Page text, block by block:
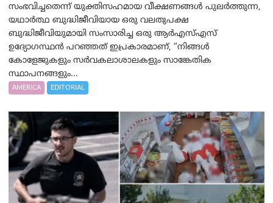
സംഭവിച്ചതെന്ന് യുക്തിസഹമായ വീക്ഷണങ്ങൾ പുലർത്തുന്ന,
യഥാർത്ഥ ബുദ്ധിജീവിയായ ഒരു വലതുപക്ഷ
ബുദ്ധിജീവിയുമായി സംസാരിച്ച ഒരു ആർ‌എസ്‌എസ്
ഉദ്യോഗസ്ഥൻ പറഞ്ഞത് ഇപ്രകാരമാണ്, “നിങ്ങൾ
കോളേജുകളും സർവകലാശാലകളും സാങ്കേതിക
സ്ഥാപനങ്ങളും...
AMERICA EDITORIAL